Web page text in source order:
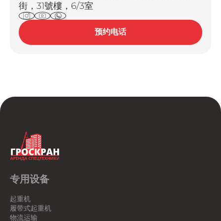
街，31號樓，6/3室
预约电话
专用设备
起重机
履带式起重机
物流运输